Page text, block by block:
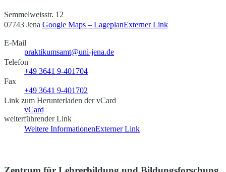
Semmelweisstr. 12
07743 Jena Google Maps – LageplanExterner Link
E-Mail
praktikumsamt@uni-jena.de
Telefon
+49 3641 9-401704
Fax
+49 3641 9-401702
Link zum Herunterladen der vCard
vCard
weiterführender Link
Weitere InformationenExterner Link